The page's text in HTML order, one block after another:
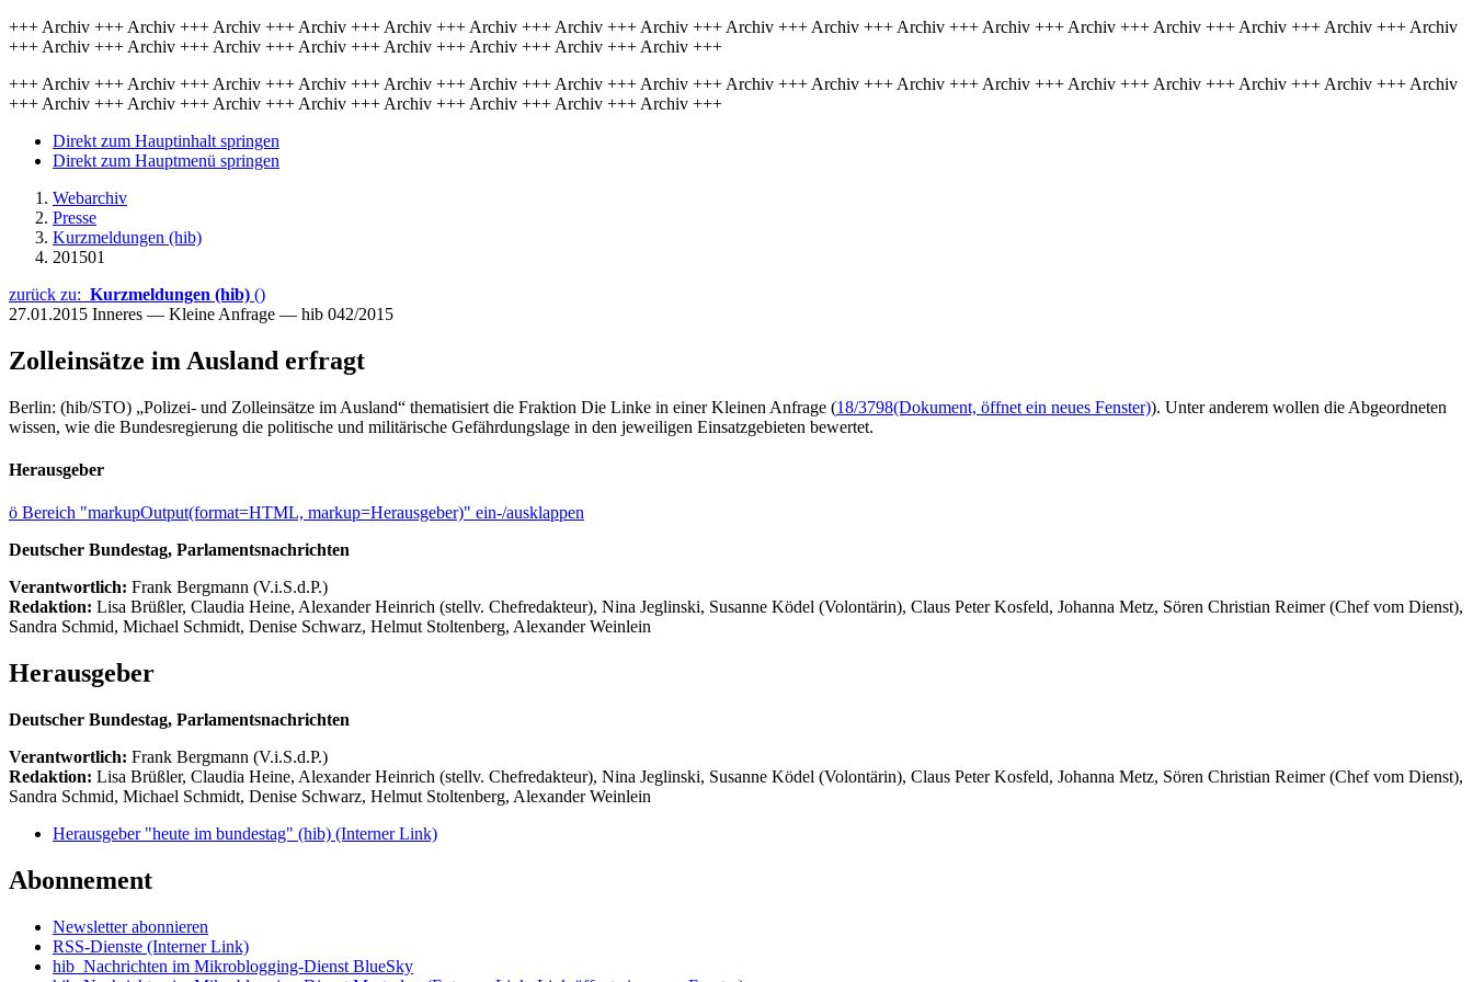
+++ Archiv +++ Archiv +++ Archiv +++ Archiv +++ Archiv +++ Archiv +++ Archiv +++ Archiv +++ Archiv +++ Archiv +++ Archiv +++ Archiv +++ Archiv +++ Archiv +++ Archiv +++ Archiv +++ Archiv
+++ Archiv +++ Archiv +++ Archiv +++ Archiv +++ Archiv +++ Archiv +++ Archiv +++ Archiv +++
+++ Archiv +++ Archiv +++ Archiv +++ Archiv +++ Archiv +++ Archiv +++ Archiv +++ Archiv +++ Archiv +++ Archiv +++ Archiv +++ Archiv +++ Archiv +++ Archiv +++ Archiv +++ Archiv +++ Archiv
+++ Archiv +++ Archiv +++ Archiv +++ Archiv +++ Archiv +++ Archiv +++ Archiv +++ Archiv +++
Direkt zum Hauptinhalt springen
Direkt zum Hauptmenü springen
Webarchiv
Presse
Kurzmeldungen (hib)
201501
zurück zu: Kurzmeldungen (hib) ()
27.01.2015 Inneres — Kleine Anfrage — hib 042/2015
Zolleinsätze im Ausland erfragt
Berlin: (hib/STO) „Polizei- und Zolleinsätze im Ausland“ thematisiert die Fraktion Die Linke in einer Kleinen Anfrage (18/3798(Dokument, öffnet ein neues Fenster)). Unter anderem wollen die Abgeordneten
wissen, wie die Bundesregierung die politische und militärische Gefährdungslage in den jeweiligen Einsatzgebieten bewertet.
Herausgeber
ö Bereich "markupOutput(format=HTML, markup=Herausgeber)" ein-/ausklappen
Deutscher Bundestag, Parlamentsnachrichten
Verantwortlich: Frank Bergmann (V.i.S.d.P.)
Redaktion: Lisa Brüßler, Claudia Heine, Alexander Heinrich (stellv. Chefredakteur), Nina Jeglinski, Susanne Ködel (Volontärin), Claus Peter Kosfeld, Johanna Metz, Sören Christian Reimer (Chef vom Dienst),
Sandra Schmid, Michael Schmidt, Denise Schwarz, Helmut Stoltenberg, Alexander Weinlein
Herausgeber
Deutscher Bundestag, Parlamentsnachrichten
Verantwortlich: Frank Bergmann (V.i.S.d.P.)
Redaktion: Lisa Brüßler, Claudia Heine, Alexander Heinrich (stellv. Chefredakteur), Nina Jeglinski, Susanne Ködel (Volontärin), Claus Peter Kosfeld, Johanna Metz, Sören Christian Reimer (Chef vom Dienst),
Sandra Schmid, Michael Schmidt, Denise Schwarz, Helmut Stoltenberg, Alexander Weinlein
Herausgeber "heute im bundestag" (hib) (Interner Link)
Abonnement
Newsletter abonnieren
RSS-Dienste (Interner Link)
hib_Nachrichten im Mikroblogging-Dienst BlueSky